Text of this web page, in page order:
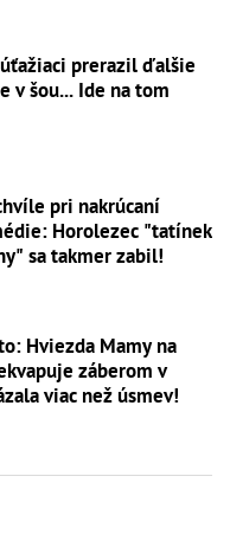
prerazil ďalšie
v šou... Ide na tom
pri nakrúcaní
Horolezec "tatínek
sa takmer zabil!
Hviezda Mamy na
záberom v
viac než úsmev!